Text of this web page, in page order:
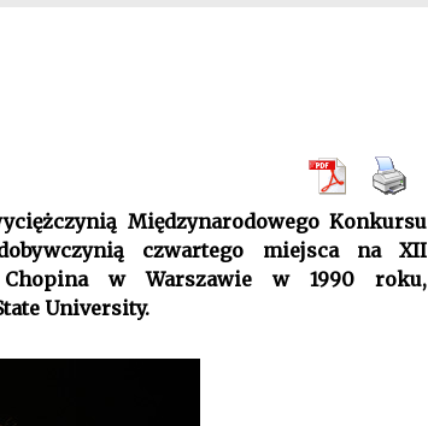
Międzynarodowego Konkursu
czwartego miejsca na XII
w Warszawie w 1990 roku,
University.